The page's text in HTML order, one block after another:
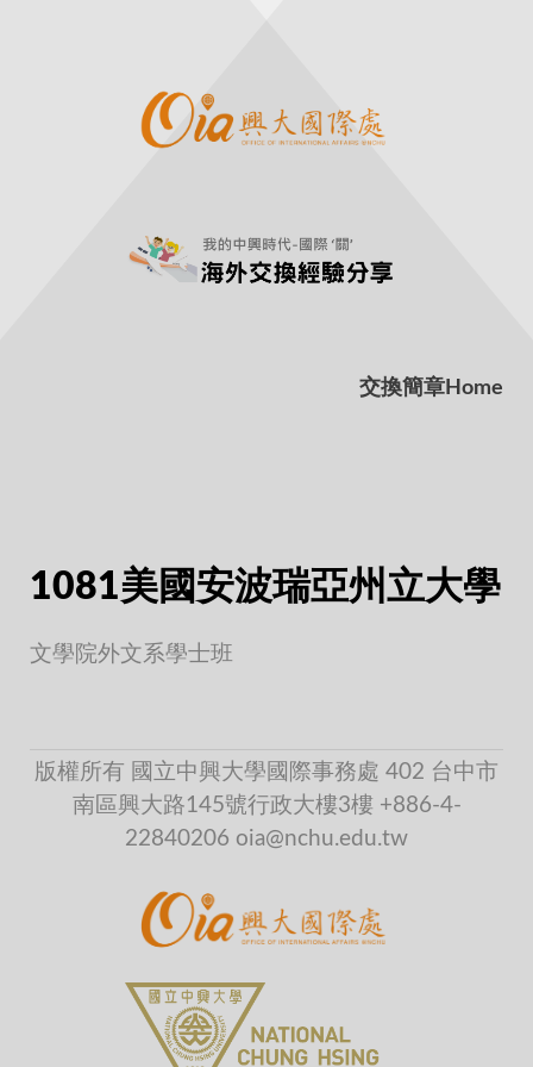
交換簡章 Home
1081美國安波瑞亞州立大學
文學院外文系學士班
版權所有 國立中興大學國際事務處 402 台中市
南區興大路145號行政大樓3樓 +886-4-
22840206 oia@nchu.edu.tw